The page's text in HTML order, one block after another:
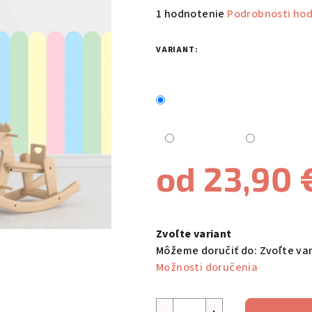
Priemerné
produktu
z
hviezdičiek.
1 hodnotenie Podrobnosti
VARIANT:
od 23,90
cena:
Zvoľte variant
Môžeme doručiť do: Zvoľte
Možnosti doručenia